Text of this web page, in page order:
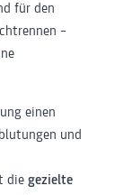
für den
–
einen
und
die gezielte